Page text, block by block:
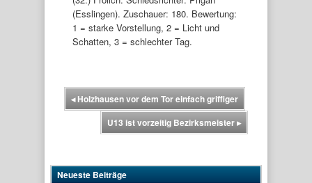
(Esslingen). Zuschauer: 180. Bewertung:
1 = starke Vorstellung, 2 = Licht und
Schatten, 3 = schlechter Tag.
◂Holzhausen vor dem Tor einfach griffiger
U13 ist vorzeitig Bezirksmeister▸
Neueste Beiträge